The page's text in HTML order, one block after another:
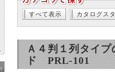
すべて表示 カタログス
Ａ４判１列タイ
ド PRL-101